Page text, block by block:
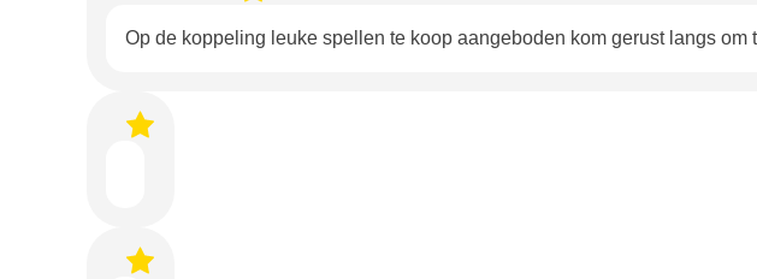
Op de koppeling leuke spellen te koop aangeboden kom gerust langs om